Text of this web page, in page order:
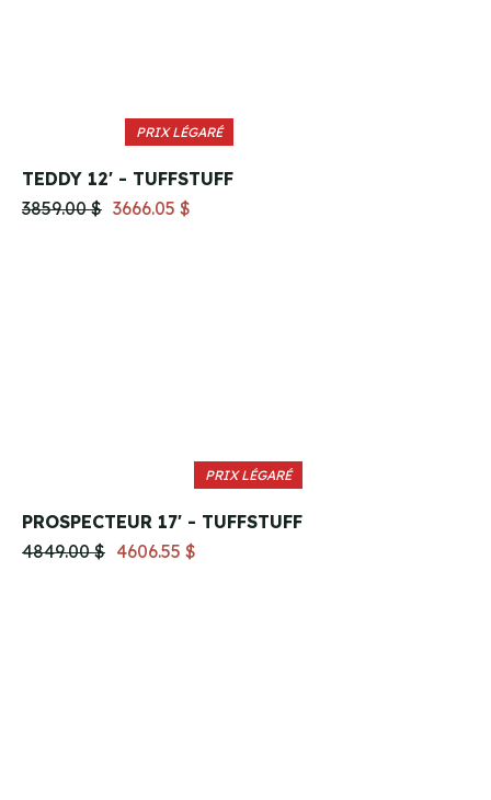
PRIX LÉGARÉ
TEDDY 12' - TUFFSTUFF
3859.00 $ 3666.05 $
PRIX LÉGARÉ
PROSPECTEUR 17' - TUFFSTUFF
4849.00 $ 4606.55 $